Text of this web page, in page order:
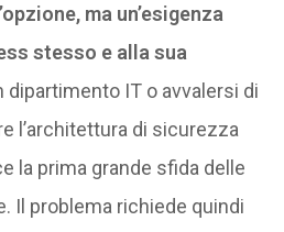
ma un’esigenza
stesso e alla sua
dipartimento IT o avvalersi di
l’architettura di sicurezza
la prima grande sfida delle
Il problema richiede quindi